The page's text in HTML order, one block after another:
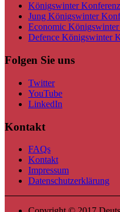
Königswinter Konferenz
Jung Königswinter
Economic
Defence Königswinter
Folgen Sie uns
Twitter
YouTube
LinkedIn
Kontakt
FAQs
Kontakt
Impressum
Datenschutzerklärung